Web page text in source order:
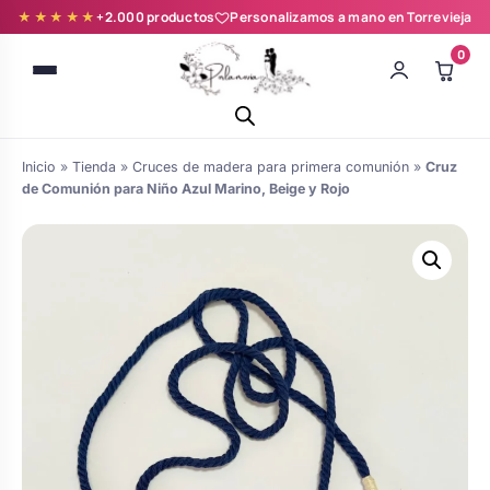
★★★★★+2.000 productos Personalizamos a mano en Torrevieja
0
personalizadas
de boda
Árboles de Huellas para Primera
Comunión
Batas de comunión personalizadas
para niña
Inicio » Tienda » Cruces de madera para primera comunión » Cruz
de Comunión para Niño Azul Marino, Beige y Rojo